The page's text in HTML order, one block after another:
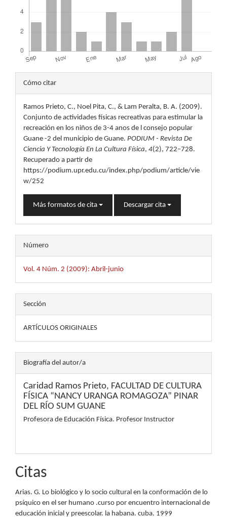
Detalles
del
artículo
Cómo citar
Ramos Prieto, C., Noel Pita, C., & Lam Peralta, B. A. (2009).
Conjunto de actividades físicas recreativas para estimular la
recreación en los niños de 3-4 anos de l consejo popular
Guane -2 del municipio de Guane. PODIUM - Revista De
Ciencia Y Tecnología En La Cultura Física, 4(2), 722–728.
Recuperado a partir de
https://podium.upr.edu.cu/index.php/podium/article/vie
w/252
Más formatos de cita Descargar cita
Número
Vol. 4 Núm. 2 (2009): Abril-junio
Sección
ARTÍCULOS ORIGINALES
Biografía del autor/a
Caridad Ramos Prieto, FACULTAD DE CULTURA
FÍSICA “NANCY URANGA ROMAGOZA” PINAR
DEL RÍO SUM GUANE
Profesora de Educación Física. Profesor Instructor
Citas
Arias. G. Lo biológico y lo socio cultural en la conformación de lo
psíquico en el ser humano .curso por encuentro internacional de
educación inicial y preescolar. la habana. cuba. 1999